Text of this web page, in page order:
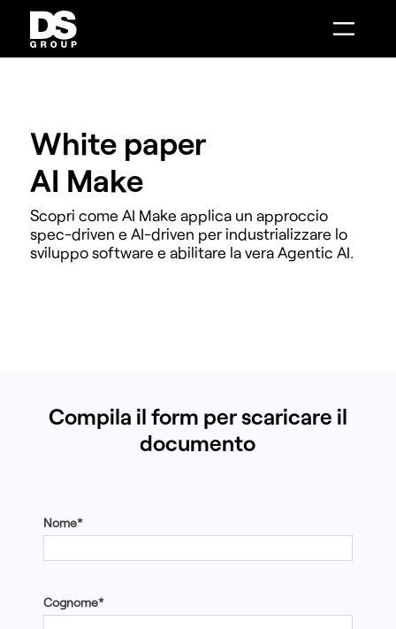
Distance Sales
AI Make
Intelligenza Artificiale
Mobile Solutions
Customer Engagement
System Integration
Intelligenza Artificiale
Digital Boutique
Smart Showroom
AI Make
White paper
AI Make
Scopri come AI Make applica un approccio
spec-driven e AI-driven per industrializzare lo
sviluppo software e abilitare la vera Agentic AI.
Compila il form per scaricare il
documento
Nome*
Cognome*